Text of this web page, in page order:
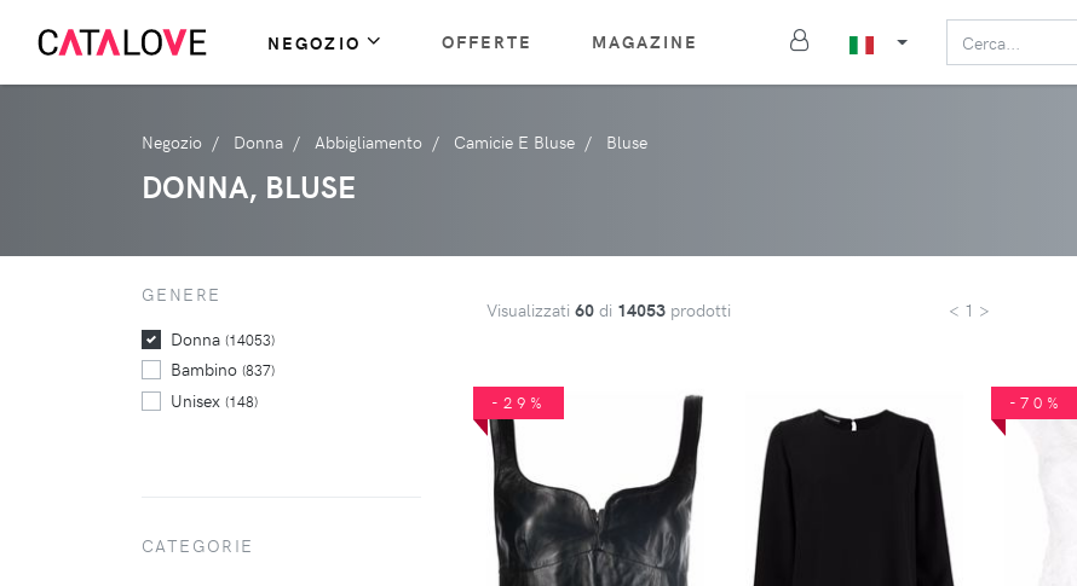
NEGOZIO OFFERTE MAGAZINE
Negozio Donna Abbigliamento Camicie E Bluse Bluse
DONNA, BLUSE
Visualizzati 60 di 14053 prodotti < 1 >
-29% -70%
GENERE
Donna (14053)
Bambino (837)
Unisex (148)
CATEGORIE